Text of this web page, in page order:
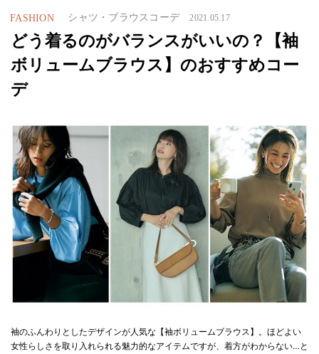
FASHION シャツ・ブラウスコーデ 2021.05.17
どう着るのがバランスがいいの？【袖
ボリュームブラウス】のおすすめコー
デ
袖のふんわりとしたデザインが人気な【袖ボリュームブラウス】。ほどよい
女性らしさを取り入れられる魅力的なアイテムですが、着方がわからない…と